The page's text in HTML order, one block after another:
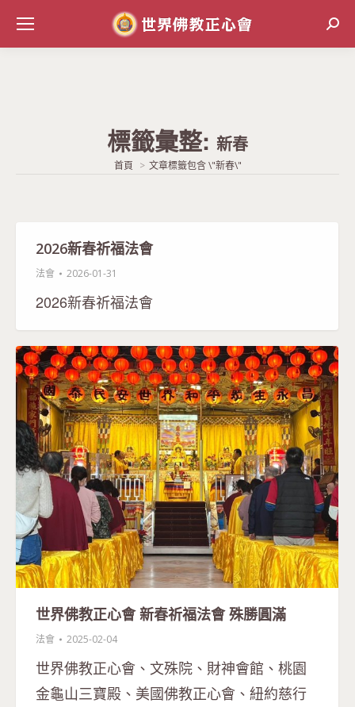
標籤彙整: 新春
當前位置:
首頁 文章標籤包含 \"新春\"
2026新春祈福法會
法會 2026-01-31
2026新春祈福法會
世界佛教正心會 新春祈福法會 殊勝圓滿
法會 2025-02-04
世界佛教正心會、文殊院、財神會館、桃園
金龜山三寶殿、美國佛教正心會、紐約慈行